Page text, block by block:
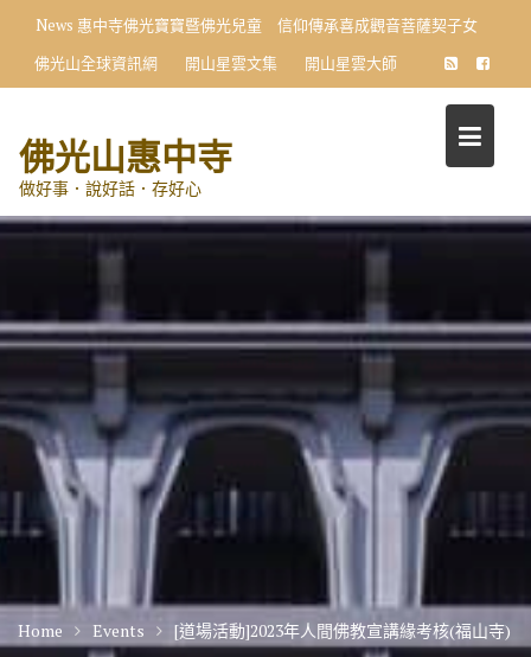
content
News 惠中寺佛光寶寶暨佛光兒童 信仰傳承喜成觀音菩薩契子女
佛光山全球資訊網
開山星雲文集 開山星雲大師
佛光山惠中寺
做好事．說好話．存好心
Home Events [道場活動]2023年人間佛教宣講緣考核(福山寺)